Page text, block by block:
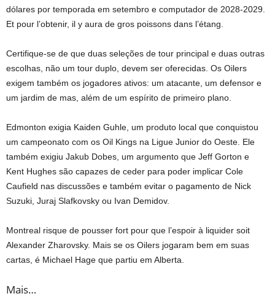
dólares por temporada em setembro e computador de 2028-2029.
Et pour l’obtenir, il y aura de gros poissons dans l’étang.
Certifique-se de que duas seleções de tour principal e duas outras
escolhas, não um tour duplo, devem ser oferecidas. Os Oilers
exigem também os jogadores ativos: um atacante, um defensor e
um jardim de mas, além de um espírito de primeiro plano.
Edmonton exigia Kaiden Guhle, um produto local que conquistou
um campeonato com os Oil Kings na Ligue Junior do Oeste. Ele
também exigiu Jakub Dobes, um argumento que Jeff Gorton e
Kent Hughes são capazes de ceder para poder implicar Cole
Caufield nas discussões e também evitar o pagamento de Nick
Suzuki, Juraj Slafkovsky ou Ivan Demidov.
Montreal risque de pousser fort pour que l’espoir à liquider soit
Alexander Zharovsky. Mais se os Oilers jogaram bem em suas
cartas, é Michael Hage que partiu em Alberta.
Mais…